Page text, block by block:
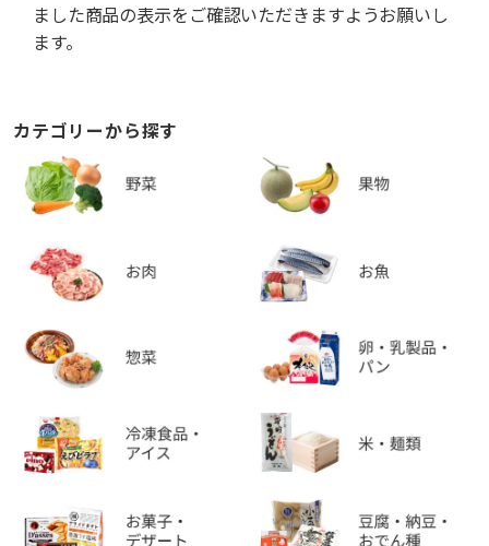
ました商品の表示をご確認いただきますようお願いし
ます。
カテゴリーから探す